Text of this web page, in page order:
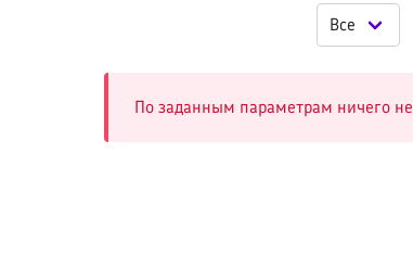
По заданным параметрам ничего